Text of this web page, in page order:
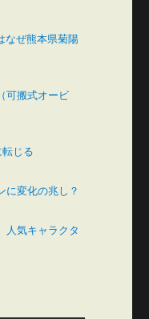
なぜ熊本県菊陽
可搬式オービ
じる
変化の兆し？
気キャラクタ